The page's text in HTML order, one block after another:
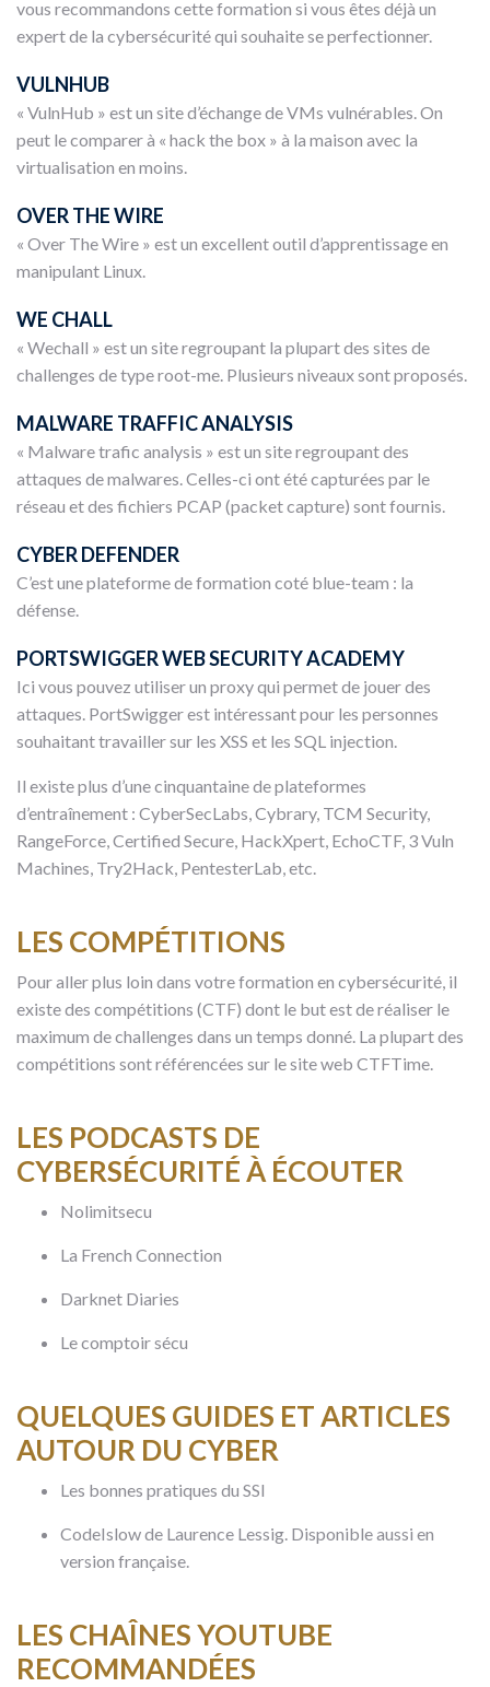
vous recommandons cette formation si vous êtes déjà un
expert de la cybersécurité qui souhaite se perfectionner.
VULNHUB
« VulnHub » est un site d’échange de VMs vulnérables. On
peut le comparer à « hack the box » à la maison avec la
virtualisation en moins.
OVER THE WIRE
« Over The Wire » est un excellent outil d’apprentissage en
manipulant Linux.
WE CHALL
« Wechall » est un site regroupant la plupart des sites de
challenges de type root-me. Plusieurs niveaux sont proposés.
MALWARE TRAFFIC ANALYSIS
« Malware trafic analysis » est un site regroupant des
attaques de malwares. Celles-ci ont été capturées par le
réseau et des fichiers PCAP (packet capture) sont fournis.
CYBER DEFENDER
C’est une plateforme de formation coté blue-team : la
défense.
PORTSWIGGER WEB SECURITY ACADEMY
Ici vous pouvez utiliser un proxy qui permet de jouer des
attaques. PortSwigger est intéressant pour les personnes
souhaitant travailler sur les XSS et les SQL injection.
Il existe plus d’une cinquantaine de plateformes
d’entraînement : CyberSecLabs, Cybrary, TCM Security,
RangeForce, Certified Secure, HackXpert, EchoCTF, 3 Vuln
Machines, Try2Hack, PentesterLab, etc.
LES COMPÉTITIONS
Pour aller plus loin dans votre formation en cybersécurité, il
existe des compétitions (CTF) dont le but est de réaliser le
maximum de challenges dans un temps donné. La plupart des
compétitions sont référencées sur le site web CTFTime.
LES PODCASTS DE
CYBERSÉCURITÉ À ÉCOUTER
Nolimitsecu
La French Connection
Darknet Diaries
Le comptoir sécu
QUELQUES GUIDES ET ARTICLES
AUTOUR DU CYBER
Les bonnes pratiques du SSI
CodeIslow de Laurence Lessig. Disponible aussi en
version française.
LES CHAÎNES YOUTUBE
RECOMMANDÉES